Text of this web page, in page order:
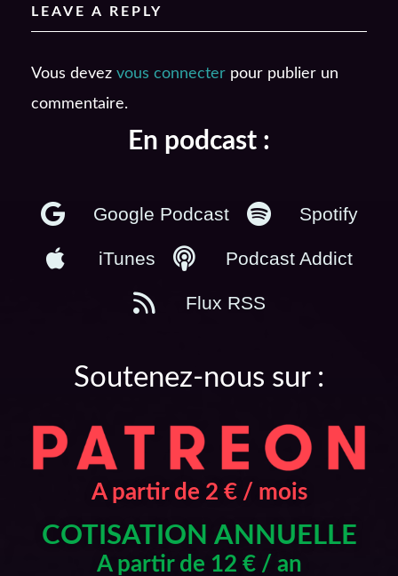
LEAVE A REPLY
Vous devez vous connecter pour publier un
commentaire.
En podcast :
Google Podcast Spotify
iTunes Podcast Addict
Flux RSS
Soutenez-nous sur :
A partir de 2 € / mois
COTISATION ANNUELLE
A partir de 12 € / an